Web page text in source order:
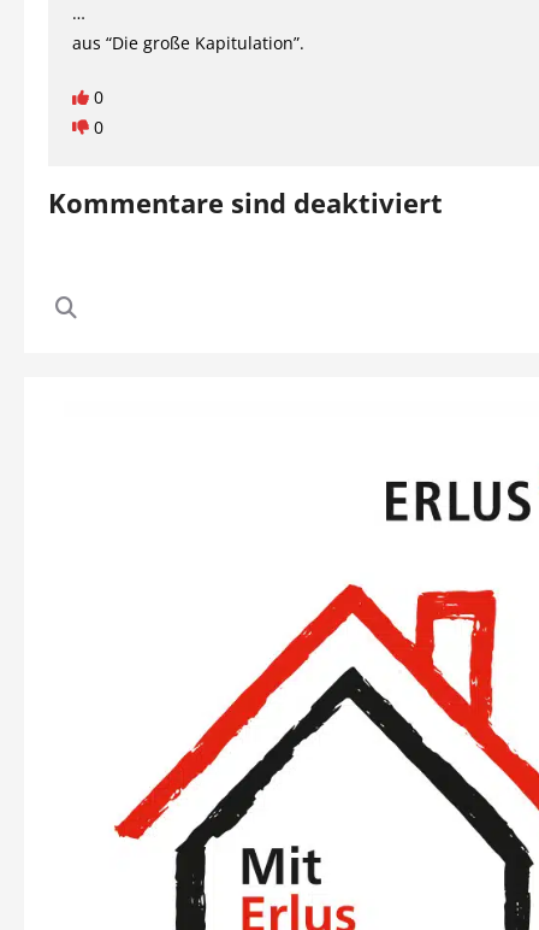
…
aus “Die große Kapitulation”.
0
0
Kommentare sind deaktiviert